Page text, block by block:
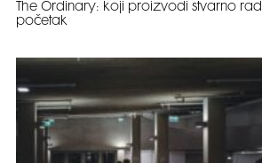
The Ordinary: koji proizvodi stvarno
početak